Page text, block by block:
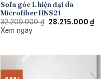
Sofa góc L hiện đại da
Microfiber HNS21
32.200.000₫ Giá
28.215.000 ₫Giá
hiện
Xem ngay